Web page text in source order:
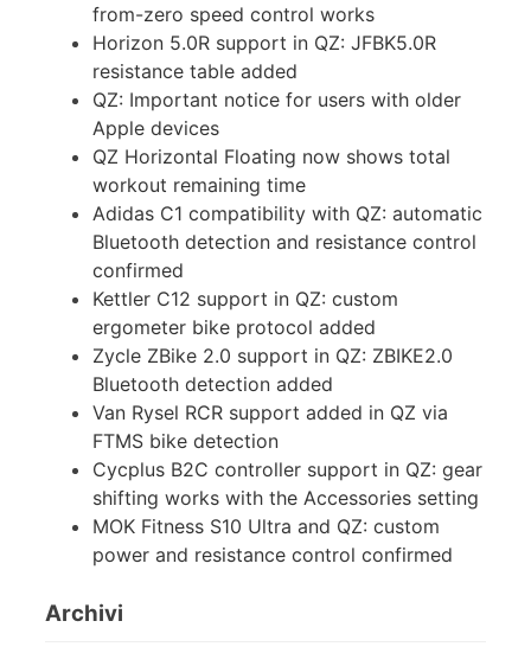
from-zero speed control works
Horizon 5.0R support in QZ: JFBK5.0R
resistance table added
QZ: Important notice for users with older
Apple devices
QZ Horizontal Floating now shows total
workout remaining time
Adidas C1 compatibility with QZ: automatic
Bluetooth detection and resistance control
confirmed
Kettler C12 support in QZ: custom
ergometer bike protocol added
Zycle ZBike 2.0 support in QZ: ZBIKE2.0
Bluetooth detection added
Van Rysel RCR support added in QZ via
FTMS bike detection
Cycplus B2C controller support in QZ: gear
shifting works with the Accessories setting
MOK Fitness S10 Ultra and QZ: custom
power and resistance control confirmed
Archivi